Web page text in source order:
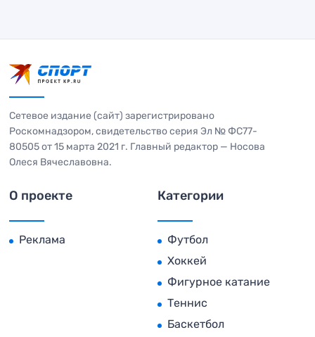
Сетевое издание (сайт) зарегистрировано
Роскомнадзором, свидетельство серия Эл № ФС77-
80505 от 15 марта 2021 г. Главный редактор — Носова
Олеся Вячеславовна.
О проекте
Реклама
Категории
Футбол
Хоккей
Фигурное катание
Теннис
Баскетбол